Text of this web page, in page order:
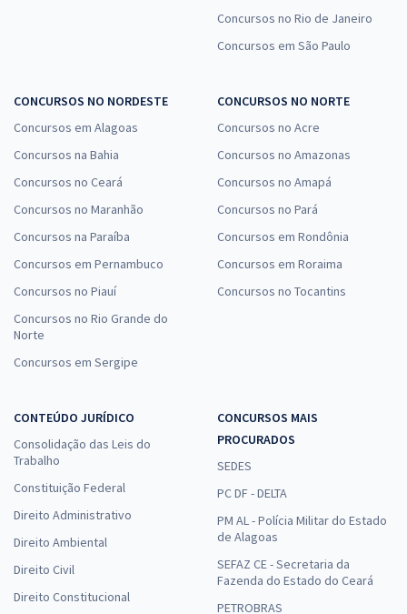
Concursos no Rio de Janeiro
Concursos em São Paulo
CONCURSOS NO NORDESTE
Concursos em Alagoas
Concursos na Bahia
Concursos no Ceará
Concursos no Maranhão
Concursos na Paraíba
Concursos em Pernambuco
Concursos no Piauí
Concursos no Rio Grande do
Norte
Concursos em Sergipe
CONCURSOS NO NORTE
Concursos no Acre
Concursos no Amazonas
Concursos no Amapá
Concursos no Pará
Concursos em Rondônia
Concursos em Roraima
Concursos no Tocantins
CONTEÚDO JURÍDICO
Consolidação das Leis do
Trabalho
Constituição Federal
Direito Administrativo
Direito Ambiental
Direito Civil
Direito Constitucional
CONCURSOS MAIS
PROCURADOS
SEDES
PC DF - DELTA
PM AL - Polícia Militar do Estado
de Alagoas
SEFAZ CE - Secretaria da
Fazenda do Estado do Ceará
PETROBRAS